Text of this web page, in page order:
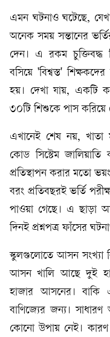
এমন ঘটনাও ঘটেছে,
অনেক সময় সন্তানের
দেন। এ রকম চুক্তিবদ্ধ
বসিয়ে 'বিশ্বস্ত'
হয়। দেখা যায়, একটি
৩০টি শিশুকে পাস করিয়ে
এখানেই শেষ নয়, খাতা
কোড সিস্টেম
প্রতিস্থাপন করার মতো
বরং প্রতিবছরই ভর্তি
পাওয়া গেছে। এ ছাড়া
দিনই প্রশ্নপত্র ফাঁসের
স্কুলগুলোতে আসন সংখ্যা
আসন খালি আছে দুই
হাজার আসনের।
বাণিজ্যের জন্য।
কোনো উপায় নেই। কারণ